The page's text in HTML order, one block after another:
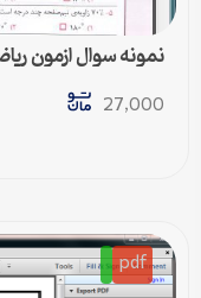
نمونه سوال ازمون
27,000
pdf